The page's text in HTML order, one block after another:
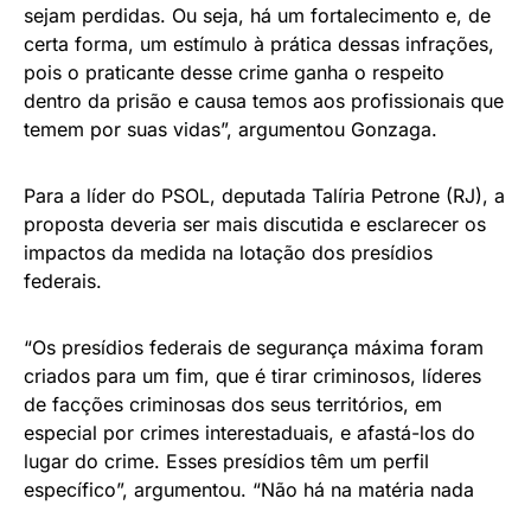
sejam perdidas. Ou seja, há um fortalecimento e, de
certa forma, um estímulo à prática dessas infrações,
pois o praticante desse crime ganha o respeito
dentro da prisão e causa temos aos profissionais que
temem por suas vidas”, argumentou Gonzaga.
Para a líder do PSOL, deputada Talíria Petrone (RJ), a
proposta deveria ser mais discutida e esclarecer os
impactos da medida na lotação dos presídios
federais.
“Os presídios federais de segurança máxima foram
criados para um fim, que é tirar criminosos, líderes
de facções criminosas dos seus territórios, em
especial por crimes interestaduais, e afastá-los do
lugar do crime. Esses presídios têm um perfil
específico”, argumentou. “Não há na matéria nada